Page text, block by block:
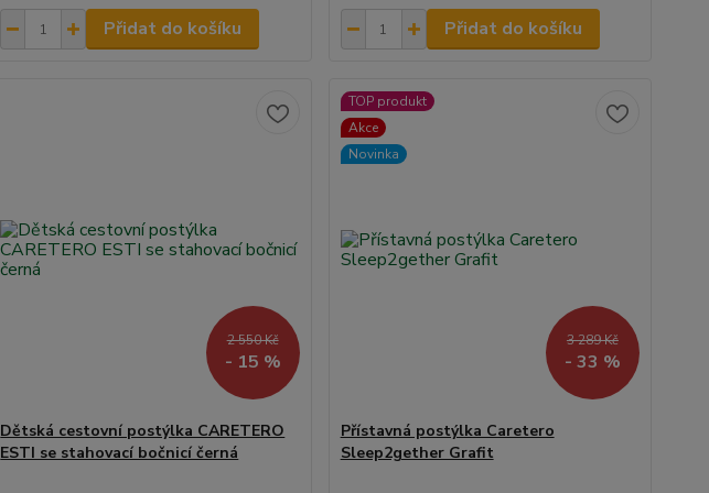
Přidat do košíku Přidat do košíku
2 550 Kč
- 15 %
Dětská cestovní postýlka CARETERO
ESTI se stahovací bočnicí černá
TOP produkt
Akce
Novinka
3 289 Kč
- 33 %
Přístavná postýlka Caretero
Sleep2gether Grafit